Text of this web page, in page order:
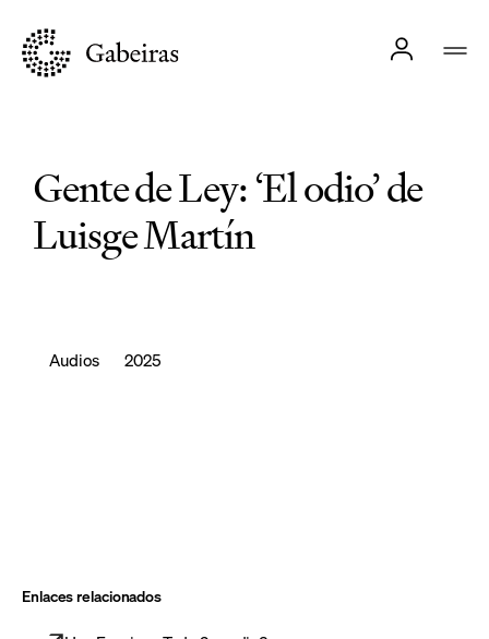
Gente de Ley: ‘El odio’ de
Luisge Martín
Audios 2025
Enlaces relacionados